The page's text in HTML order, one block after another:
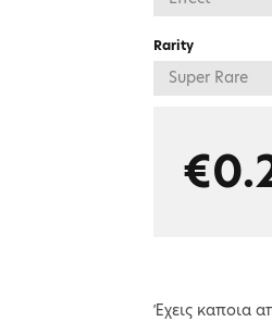
Rarity
Έχεις καποια